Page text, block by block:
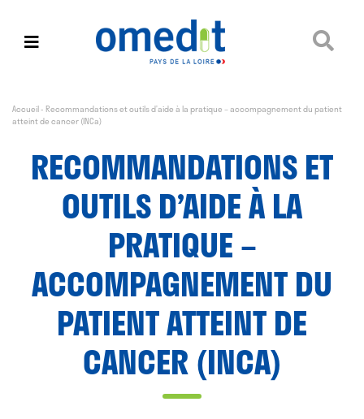
Accueil- Recommandations et outils d’aide à la pratique – accompagnement du patient
atteint de cancer (INCa)
RECOMMANDATIONS ET
OUTILS D’AIDE À LA
PRATIQUE –
ACCOMPAGNEMENT DU
PATIENT ATTEINT DE
CANCER (INCA)